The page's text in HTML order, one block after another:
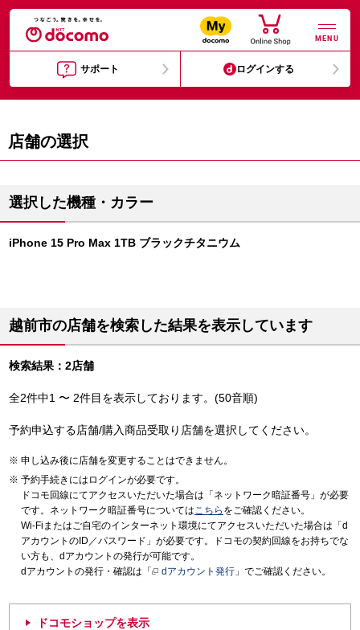
MENU
サポート ログインする
店舗の選択
選択した機種・カラー
iPhone 15 Pro Max 1TB ブラックチタニウム
越前市の店舗を検索した結果を表示しています
検索結果：2店舗
全2件中1 〜 2件目を表示しております。(50音順)
予約申込する店舗/購入商品受取り店舗を選択してください。
申し込み後に店舗を変更することはできません。
予約手続きにはログインが必要です。
ドコモ回線にてアクセスいただいた場合は「ネットワーク暗証番号」が必要
です。ネットワーク暗証番号についてはこちら をご確認ください。
Wi-Fiまたはご自宅のインターネット環境にてアクセスいただいた場合は「d
アカウントのID／パスワード」が必要です。ドコモの契約回線をお持ちでな
い方も、dアカウントの発行が可能です。
dアカウントの発行・確認は「
dアカウント発行 」でご確認ください。
ドコモショップを表示